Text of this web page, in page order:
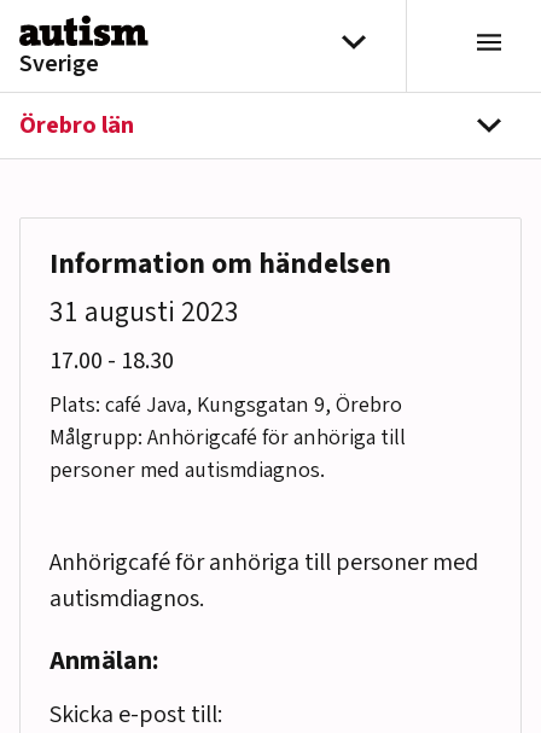
Hoppa till innehåll
Sverige
Välj distrikt
Örebro län
Information om händelsen
31 augusti 2023
17.00 till
- 18.30
Plats: café Java, Kungsgatan 9, Örebro
Målgrupp: Anhörigcafé för anhöriga till
personer med autismdiagnos.
Anhörigcafé för anhöriga till personer med
autismdiagnos.
Anmälan:
Skicka e-post till: